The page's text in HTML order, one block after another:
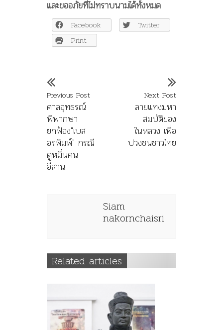
และขออภัยที่ไม่ทราบนามได้ทั้งหมด
Facebook
Twitter
Print
Previous Post
ศาลอุทธรณ์
พิพากษา
ยกฟ้อง"เบส
อรพิมพ์" กรณี
ดูหมิ่นคน
อีสาน
Next Post
ลายแทงมหา
สมบัติของ
ในหลวง เพื่อ
ปวงชนชาวไทย
Siam
nakornchaisri
Related articles